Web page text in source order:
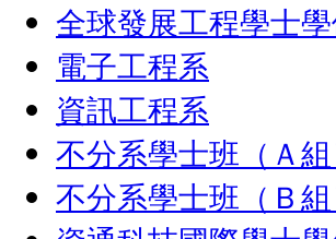
全球發展工程學士
電子工程系
資訊工程系
不分系學士班（Ａ組
不分系學士班（Ｂ組